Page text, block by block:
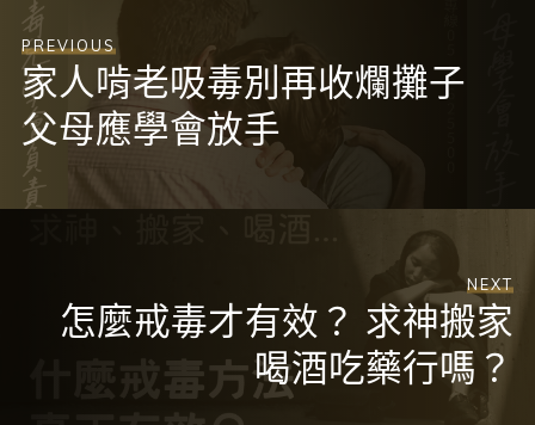
PREVIOUS
家人啃老吸毒別再收爛攤子
父母應學會放手
NEXT
怎麼戒毒才有效？ 求神搬家
喝酒吃藥行嗎？